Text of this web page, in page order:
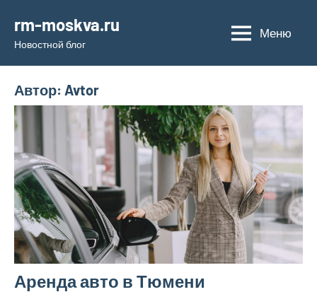
содержимому
rm-moskva.ru
Новостной блог
Меню
Автор: Avtor
Аренда авто в Тюмени